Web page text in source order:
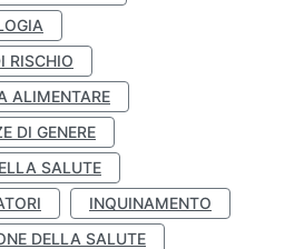
RISCHIO
ALIMENTARE
DI GENERE
SALUTE
INQUINAMENTO
DELLA SALUTE